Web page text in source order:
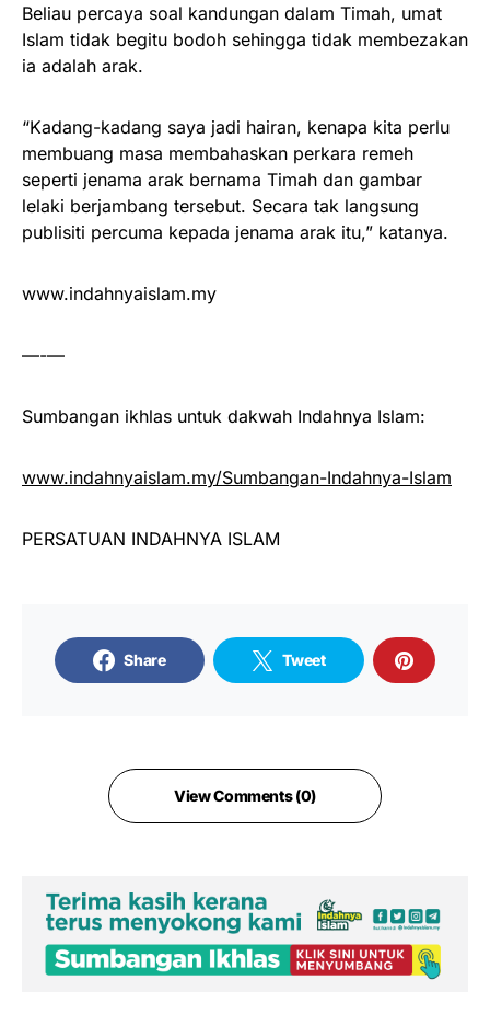
Beliau percaya soal kandungan dalam Timah, umat
Islam tidak begitu bodoh sehingga tidak membezakan
ia adalah arak.
“Kadang-kadang saya jadi hairan, kenapa kita perlu
membuang masa membahaskan perkara remeh
seperti jenama arak bernama Timah dan gambar
lelaki berjambang tersebut. Secara tak langsung
publisiti percuma kepada jenama arak itu,” katanya.
www.indahnyaislam.my
—-—
Sumbangan ikhlas untuk dakwah Indahnya Islam:
www.indahnyaislam.my/Sumbangan-Indahnya-Islam
PERSATUAN INDAHNYA ISLAM
Share Tweet
View Comments (0)